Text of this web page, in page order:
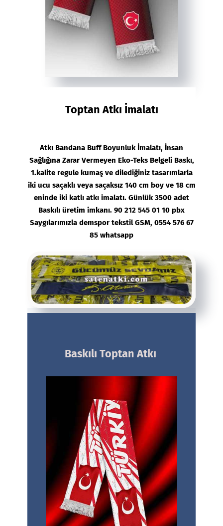
Toptan Atkı İmalatı
Atkı Bandana Buff Boyunluk İmalatı, İnsan
Sağlığına Zarar Vermeyen Eko-Teks Belgeli Baskı,
1.kalite regule kumaş ve dilediğiniz tasarımlarla
iki ucu saçaklı veya saçaksız 140 cm boy ve 18 cm
eninde iki katlı atkı imalatı. Günlük 3500 adet
Baskılı üretim imkanı. 90 212 545 01 10 pbx
Saygılarımızla demspor tekstil GSM, 0554 576 67
85 whatsapp
Baskılı Toptan Atkı